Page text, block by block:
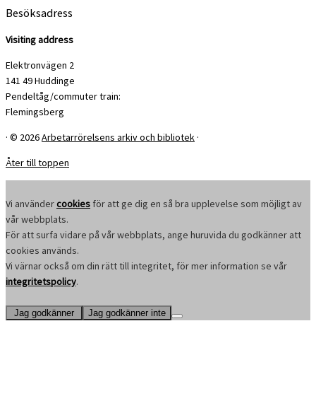
Besöksadress
Visiting address
Elektronvägen 2
141 49 Huddinge
Pendeltåg/commuter train:
Flemingsberg
· © 2026Arbetarrörelsens arkiv och bibliotek ·
Åter till toppen
Vi användercookies för att ge dig en så bra upplevelse som möjligt av
vår webbplats.
För att surfa vidare på vår webbplats, ange huruvida du godkänner att
cookies används.
Vi värnar också om din rätt till integritet, för mer information se vår
integritetspolicy.
Jag godkänner Jag godkänner inte